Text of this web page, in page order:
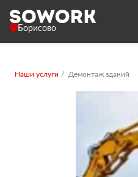
Борисово
Наши услуги Демонтаж зданий